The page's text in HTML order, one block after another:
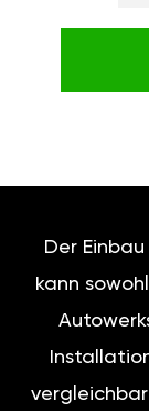
Der
kann